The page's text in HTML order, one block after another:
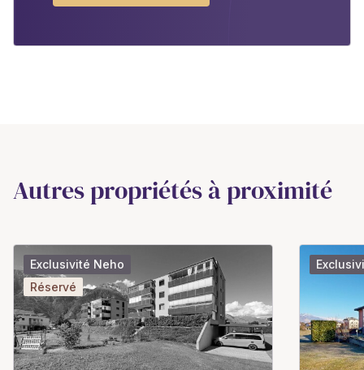
Autres propriétés à proximité
Exclusivité Neho
Réservé